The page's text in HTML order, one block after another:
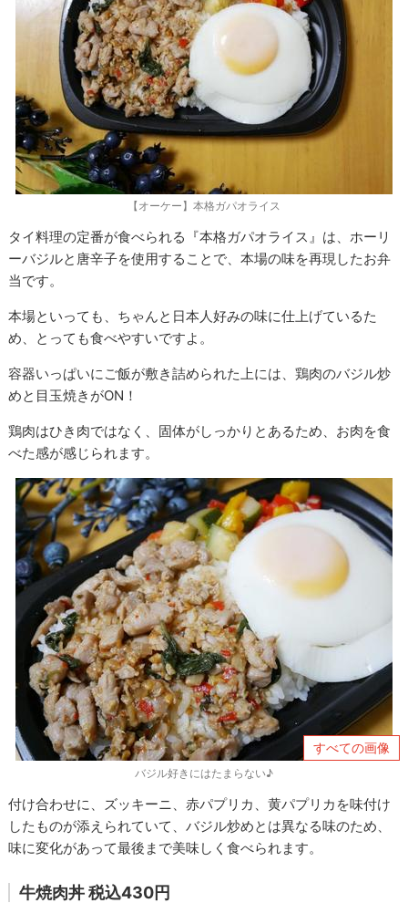
【オーケー】本格ガパオライス
タイ料理の定番が食べられる『本格ガパオライス』は、ホーリ
ーバジルと唐辛子を使用することで、本場の味を再現したお弁
当です。
本場といっても、ちゃんと日本人好みの味に仕上げているた
め、とっても食べやすいですよ。
容器いっぱいにご飯が敷き詰められた上には、鶏肉のバジル炒
めと目玉焼きがON！
鶏肉はひき肉ではなく、固体がしっかりとあるため、お肉を食
べた感が感じられます。
すべての画像
バジル好きにはたまらない♪
付け合わせに、ズッキーニ、赤パプリカ、黄パプリカを味付け
したものが添えられていて、バジル炒めとは異なる味のため、
味に変化があって最後まで美味しく食べられます。
牛焼肉丼 税込430円